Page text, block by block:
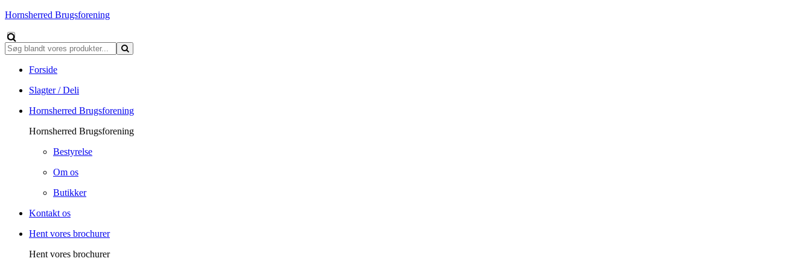
Hornsherred Brugsforening
Forside
Slagter / Deli
Hornsherred Brugsforening
Hornsherred Brugsforening
Bestyrelse
Om os
Butikker
Kontakt os
Hent vores brochurer
Hent vores brochurer